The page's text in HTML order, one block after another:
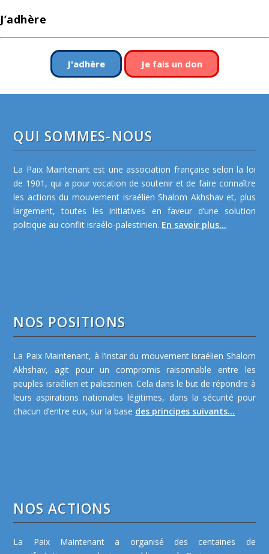
J’adhère
J'adhère Je fais un don
QUI SOMMES-NOUS
La Paix Maintenant est une association française selon la loi
de 1901, qui a pour vocation de soutenir et de faire connaître
les actions du mouvement israélien Shalom Akhshav et, plus
largement, toutes les initiatives en faveur d’une solution
politique au conflit israélo-palestinien. En savoir plus...
NOS POSITIONS
La Paix Maintenant, à l’instar du mouvement israélien Shalom
Akhshav, agit pour un compromis raisonnable entre les
peuples israélien et palestinien. Cela dans le but de répondre à
leurs aspirations nationales légitimes, dans la sécurité pour
chacun d’entre eux, sur la base des principes suivants...
NOS ACTIONS
La Paix Maintenant a organisé des centaines de